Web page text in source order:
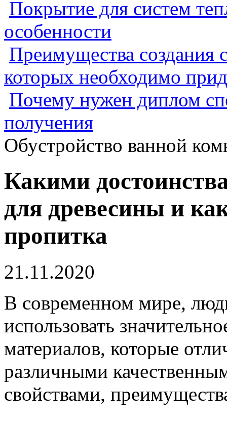
Покрытие для систем
особенности
Преимущества создания
которых необходимо
Почему нужен диплом
получения
Обустройство ванной
Какими
для древесины и
пропитка
21.11.2020
В современном мире,
использовать
материалов, которые
различными
свойствами,